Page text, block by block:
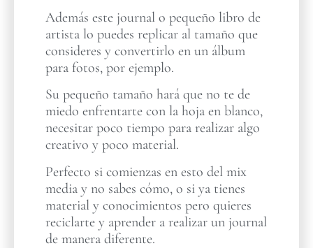
Además este journal o pequeño libro de
artista lo puedes replicar al tamaño que
consideres y convertirlo en un álbum
para fotos, por ejemplo.
Su pequeño tamaño hará que no te de
miedo enfrentarte con la hoja en blanco,
necesitar poco tiempo para realizar algo
creativo y poco material.
Perfecto si comienzas en esto del mix
media y no sabes cómo, o si ya tienes
material y conocimientos pero quieres
reciclarte y aprender a realizar un journal
de manera diferente.